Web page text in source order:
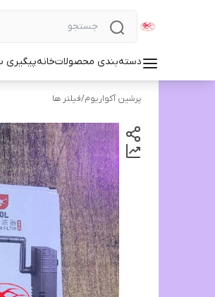
دسته‌بندی محصولاتخانهپیگیری
پرشین آکواریوم/فیلتر ها